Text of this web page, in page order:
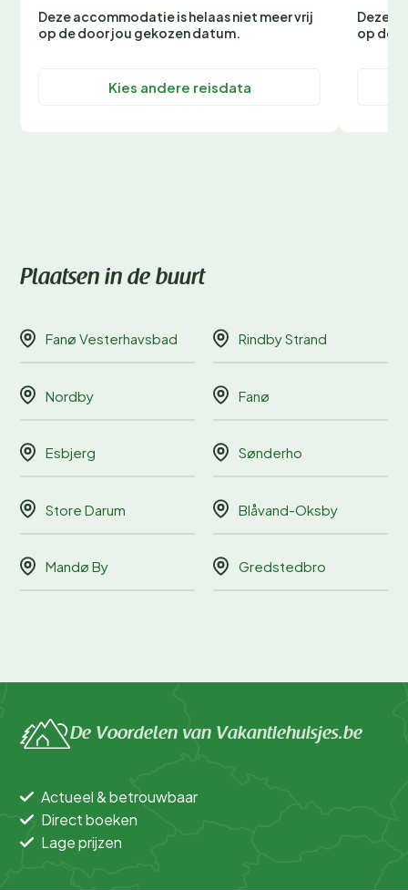
Deze accommodatie is helaas niet meer vrij
op de door jou gekozen datum.
Kies andere reisdata
Deze
op de
Plaatsen in de buurt
Fanø Vesterhavsbad Rindby Strand
Nordby Fanø
Esbjerg Sønderho
Store Darum Blåvand-Oksby
Mandø By Gredstedbro
De Voordelen van Vakantiehuisjes.be
Actueel & betrouwbaar
Direct boeken
Lage prijzen